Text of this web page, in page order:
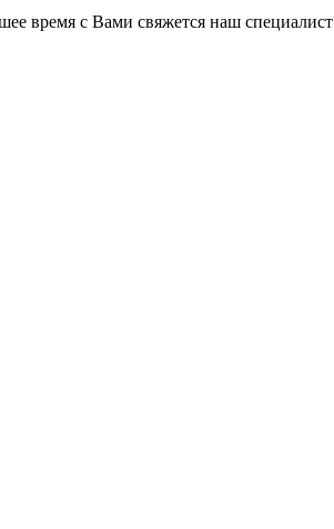
время с Вами свяжется наш специалист